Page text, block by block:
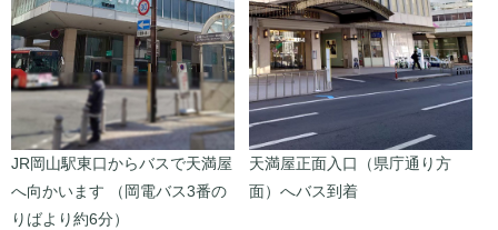
JR岡山駅東口からバスで天満屋
へ向かいます （岡電バス3番の
りばより約6分）
天満屋正面入口（県庁通り方
面）へバス到着